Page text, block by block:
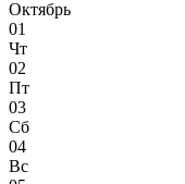
Октябрь
01
Чт
02
Пт
03
Сб
04
Вс